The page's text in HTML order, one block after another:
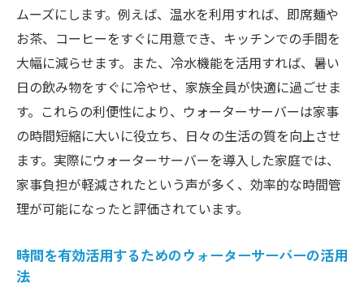
ムーズにします。例えば、温水を利用すれば、即席麺や
お茶、コーヒーをすぐに用意でき、キッチンでの手間を
大幅に減らせます。また、冷水機能を活用すれば、暑い
日の飲み物をすぐに冷やせ、家族全員が快適に過ごせま
す。これらの利便性により、ウォーターサーバーは家事
の時間短縮に大いに役立ち、日々の生活の質を向上させ
ます。実際にウォーターサーバーを導入した家庭では、
家事負担が軽減されたという声が多く、効率的な時間管
理が可能になったと評価されています。
時間を有効活用するためのウォーターサーバーの活用
法